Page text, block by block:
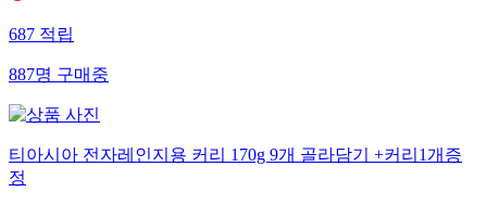
687 적립
887명 구매중
티아시아 전자레인지용 커리 170g 9개 골라담기 +커리1개증
정